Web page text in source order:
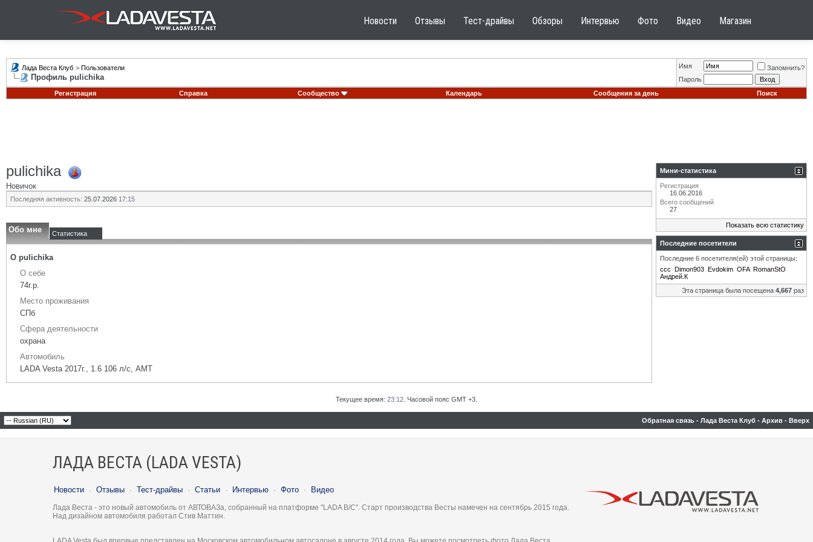
Новости Отзывы Тест-драйвы Обзоры Интервью Фото Видео Магазин
Лада Веста Клуб > Пользователи
Профиль pulichika
Имя
Запомнить?
Пароль
Регистрация
Справка Сообщество Календарь Сообщения за день Поиск
pulichika
Новичок
Последняя активность: 25.07.2026 17:15
Обо мне Статистика
О pulichika
О себе
74г.р.
Место проживания
СПб
Сфера деятельности
охрана
Автомобиль
LADA Vesta 2017г., 1.6 106 л/с, АМТ
Мини-статистика
Регистрация
16.06.2016
Всего сообщений
27
Показать всю статистику
Последние посетители
Последние 6 посетителя(ей) этой страницы:
ccc Dimon903 Evdokim OFA RomanStO
Андрей.К
Эта страница была посещена 4,667 раз
Текущее время: 23:12 . Часовой пояс GMT +3.
Обратная связь - Лада Веста Клуб - Архив - Вверх
ЛАДА ВЕСТА (LADA VESTA)
Новости · Отзывы · Тест-драйвы · Статьи · Интервью · Фото · Видео
Лада Веста - это новый автомобиль от АВТОВАЗа, собранный на платформе "LADA B/C". Старт производства Весты намечен на сентябрь 2015 года.
Над дизайном автомобиля работал Стив Маттин.